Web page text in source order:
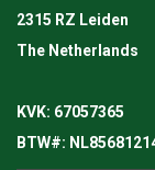
2315 RZ Leiden
The Netherlands
KVK: 67057365
BTW#: